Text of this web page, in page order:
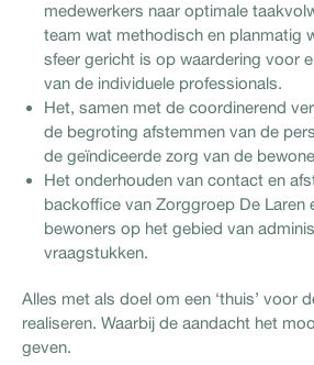
medewerkers naar optimale
team wat methodisch en planmatig
sfeer gericht is op waardering voor
van de individuele professionals.
Het, samen met de coordinerend
de begroting afstemmen van de
de geïndiceerde zorg van de
Het onderhouden van contact en
backoffice van Zorggroep De Laren
bewoners op het gebied van
vraagstukken.
Alles met als doel om een ‘thuis’ voor
realiseren. Waarbij de aandacht het
geven.